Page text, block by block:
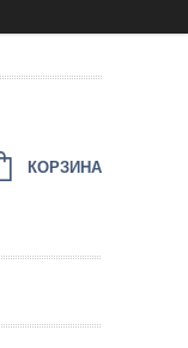
КОРЗИНА